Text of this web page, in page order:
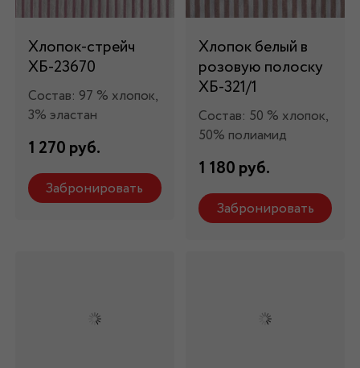
Хлопок-стрейч
ХБ-23670
Состав: 97 % хлопок,
3% эластан
1 270 руб.
Забронировать
Хлопок белый в
розовую полоску
ХБ-321/1
Состав: 50 % хлопок,
50% полиамид
1 180 руб.
Забронировать